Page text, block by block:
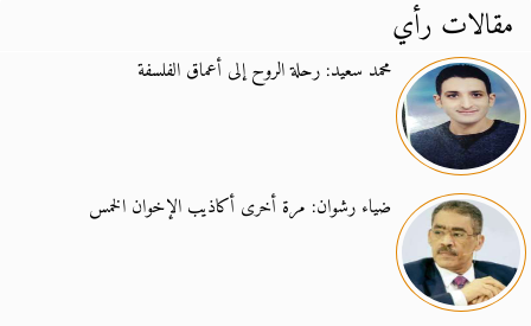
مقالات رأي
محمد سعيد: رحلة الروح إلى أعماق الفلسفة
ضياء رشوان: مرة أخرى أكاذيب الإخوان الخمس